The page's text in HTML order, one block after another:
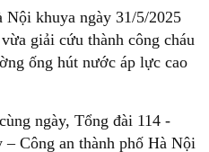
khuya ngày 31/5/2025
giải cứu thành công cháu
ống hút nước áp lực cao
ngày, Tổng đài 114 -
Công an thành phố Hà Nội